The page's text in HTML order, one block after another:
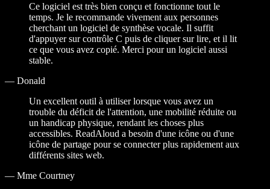
Ce logiciel est très bien conçu et fonctionne tout le
temps. Je le recommande vivement aux personnes
cherchant un logiciel de synthèse vocale. Il suffit
d'appuyer sur contrôle C puis de cliquer sur lire, et il lit
ce que vous avez copié. Merci pour un logiciel aussi
stable.
— Donald
Un excellent outil à utiliser lorsque vous avez un
trouble du déficit de l'attention, une mobilité réduite ou
un handicap physique, rendant les choses plus
accessibles. ReadAloud a besoin d'une icône ou d'une
icône de partage pour se connecter plus rapidement aux
différents sites web.
— Mme Courtney